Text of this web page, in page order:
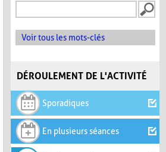
Voir tous les mots-clés
DÉROULEMENT DE L'ACTIVITÉ
Sporadiques
En plusieurs séances